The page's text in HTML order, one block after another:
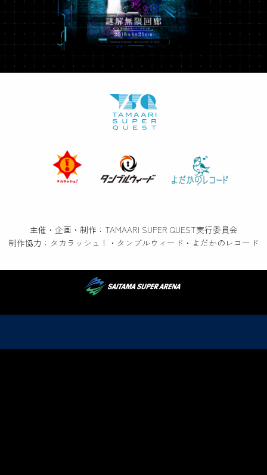
主催・企画・制作：TAMAARI SUPER QUEST実行委員会
制作協力：タカラッシュ！・タンブルウィード・よだかのレコード